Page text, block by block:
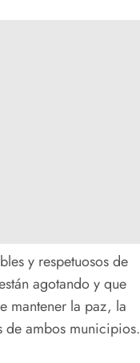
y respetuosos de
agotando y que
mantener la paz, la
ambos municipios.